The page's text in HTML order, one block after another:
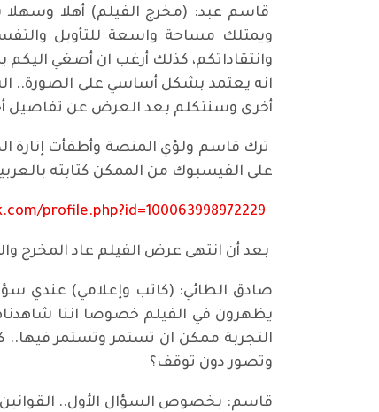
قاسم عبد: (مخرج الفيلم) أهلا وسهلا
ويمتلك مساحة واسعة للتأويل
وانتقاداتكم، كذلك أرغب ان أصغي اليكم
انه يعتمد بشكل أساسي على الصورة..
أخرى وسنتكلم بعد العرض عن تفاصيل
ترك قاسم ولؤي المنصة وأطفأت إنارة
على الفيسبوك من الممكن كتابته
profile.php?id=100063998972229
بعد أن انتهى عرض الفيلم عاد المخرج
صادق الطائي: (كاتب وإعلامي) عندي
يظهرون في الفيلم خصوصا اننا
التجربة ممكن ان تستمر وتستمر فيها..
وتصور دون توقف؟
قاسم: بخصوص السؤال الأول.. القوانين